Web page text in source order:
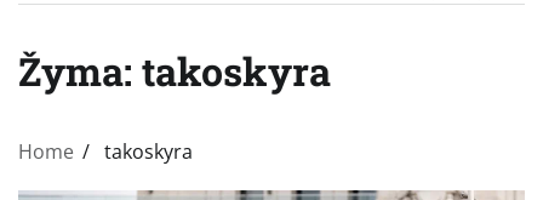
Žyma: takoskyra
Home takoskyra